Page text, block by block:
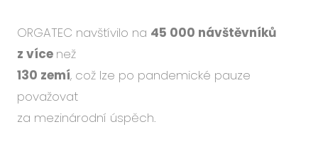
ORGATEC navštívilo na 45 000 návštěvníků
z více než
130 zemí, což lze po pandemické pauze
považovat
za mezinárodní úspěch.